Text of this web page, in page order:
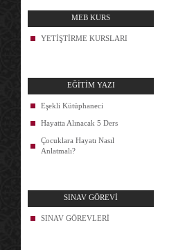
MEB KURS
YETİŞTİRME KURSLARI
EĞİTİM YAZI
Eşekli Kütüphaneci
Hayatta Alınacak 5 Ders
Çocuklara Hayatı Nasıl
Anlatmalı?
SINAV GÖREVİ
SINAV GÖREVLERİ